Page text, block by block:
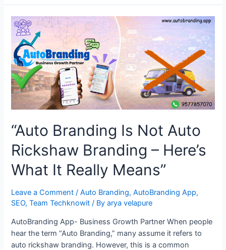
Website
Improves
Trust
&
Google
Visibility
for
Local
“Auto Branding Is Not Auto
Rickshaw Branding – Here’s
What It Really Means”
Leave a Comment /Auto Branding,AutoBranding App,
SEO,Team Techknowit / Byarya velapure
AutoBranding App- Business Growth Partner When people
hear the term “Auto Branding,” many assume it refers to
auto rickshaw branding. However, this is a common